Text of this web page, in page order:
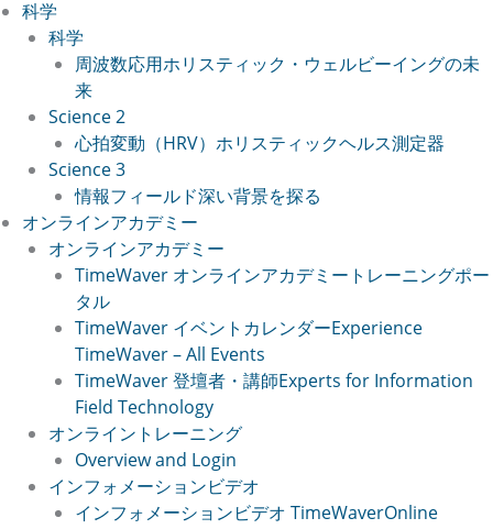
科学
科学
周波数応用ホリスティック・ウェルビーイングの未
来
Science 2
心拍変動（HRV） ホリスティックヘルス測定器
Science 3
情報フィールド深い背景を探る
オンラインアカデミー
オンラインアカデミー
TimeWaver オンラインアカデミー トレーニングポー
タル
TimeWaver イベントカレンダーExperience
TimeWaver – All Events
TimeWaver 登壇者・講師Experts for Information
Field Technology
オンライントレーニング
Overview and Login
インフォメーションビデオ
インフォメーションビデオ TimeWaverOnline